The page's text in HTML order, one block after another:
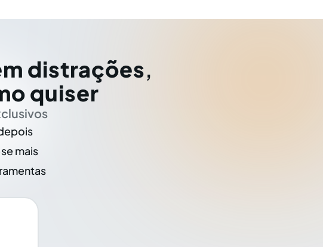
distrações,
quiser
mais